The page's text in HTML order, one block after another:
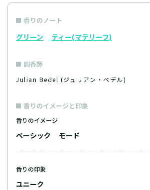
香りのノート
グリーン ティー(マテリーフ)
調香師
Julian Bedel (ジュリアン・ベデル)
香りのイメージと印象
香りのイメージ
ベーシック モード
香りの印象
ユニーク